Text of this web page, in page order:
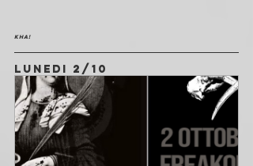
Kha!
LUNEDI 2/10